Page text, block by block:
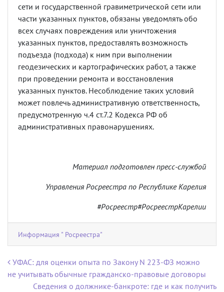
сети и государственной гравиметрической сети или
части указанных пунктов, обязаны уведомлять обо
всех случаях повреждения или уничтожения
указанных пунктов, предоставлять возможность
подъезда (подхода) к ним при выполнении
геодезических и картографических работ, а также
при проведении ремонта и восстановления
указанных пунктов. Несоблюдение таких условий
может повлечь административную ответственность,
предусмотренную ч.4 ст.7.2 Кодекса РФ об
административных правонарушениях.
Материал подготовлен пресс-службой
Управления Росреестра по Республике Карелия
#Росреестр#РосреестрКарелии
Информация " Росреестра"
Навигация по записям
УФАС: для оценки опыта по Закону N 223-ФЗ можно
не учитывать обычные гражданско-правовые договоры
Сведения о должнике-банкроте: где и как получить